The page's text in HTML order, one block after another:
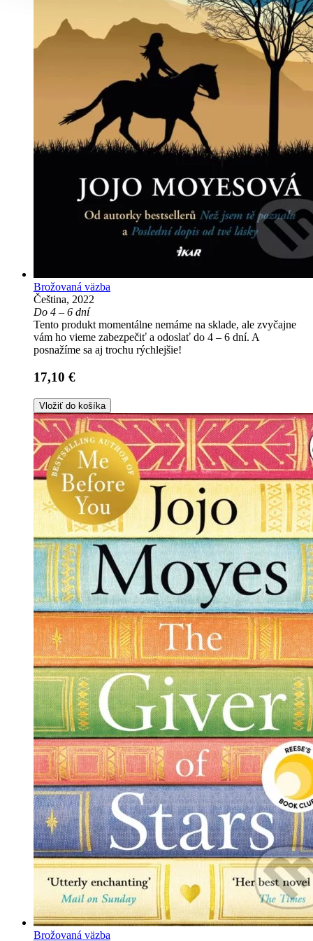
Brožovaná väzba
Čeština, 2022
Do 4 – 6 dní
Tento produkt momentálne nemáme na sklade, ale zvyčajne
vám ho vieme zabezpečiť a odoslať do 4 – 6 dní. A
posnažíme sa aj trochu rýchlejšie!
17,10 €
Vložiť do košíka
Brožovaná väzba